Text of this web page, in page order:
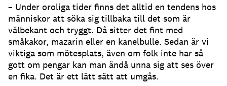
– Under oroliga tider finns det alltid en tendens hos
människor att söka sig tillbaka till det som är
välbekant och tryggt. Då sitter det fint med
småkakor, mazarin eller en kanelbulle. Sedan är vi
viktiga som mötesplats, även om folk inte har så
gott om pengar kan man ändå unna sig att ses över
en fika. Det är ett lätt sätt att umgås.